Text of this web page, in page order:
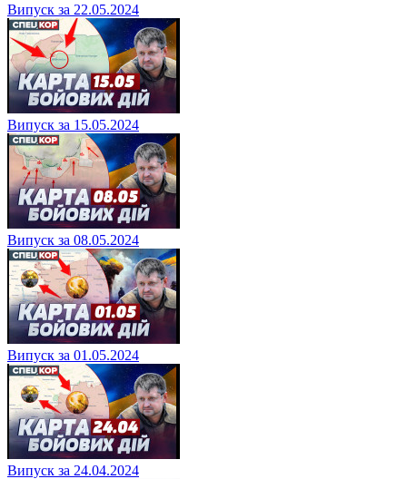
Випуск за 22.05.2024
Випуск за 15.05.2024
Випуск за 08.05.2024
Випуск за 01.05.2024
Випуск за 24.04.2024